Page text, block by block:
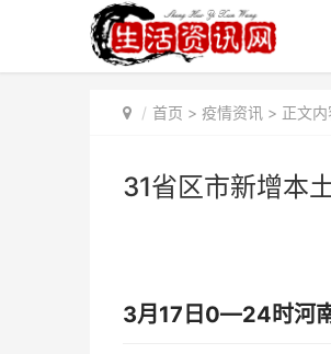
首页 > 疫情资讯 > 正文内
31省区市新增本
3月17日0—24时河